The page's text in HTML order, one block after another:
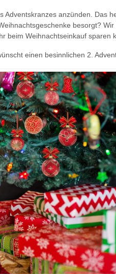
Adventskranzes anzünden. Das
besorgt?
beim Weihnachtseinkauf sparen
einen besinnlichen 2.